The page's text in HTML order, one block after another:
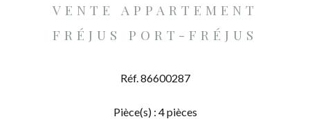
VENTE APPARTEMENT
FRÉJUS PORT-FRÉJUS
Réf. 86600287
Pièce(s) : 4 pièces